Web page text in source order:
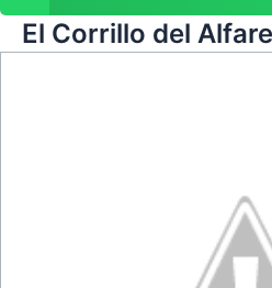
El Corrillo del